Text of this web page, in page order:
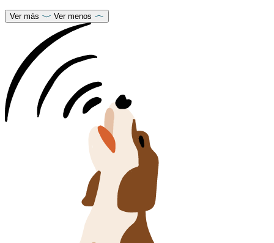
Ver más Ver menos